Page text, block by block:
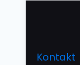
Kontakt